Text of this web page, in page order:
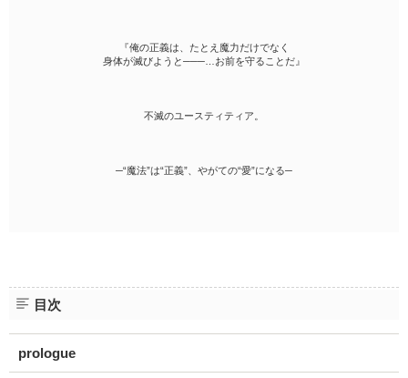
『俺の正義は、たとえ魔力だけでなく
身体が滅びようと───…お前を守ることだ』
不滅のユースティティア。
─“魔法”は“正義”、やがての“愛”になる─
目次
prologue